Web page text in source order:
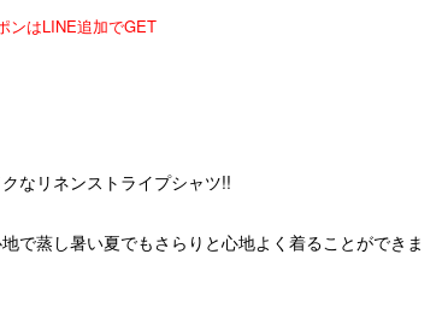
ンはLINE追加でGET
なリネンストライプシャツ!!
で蒸し暑い夏でもさらりと心地よく着ることができま